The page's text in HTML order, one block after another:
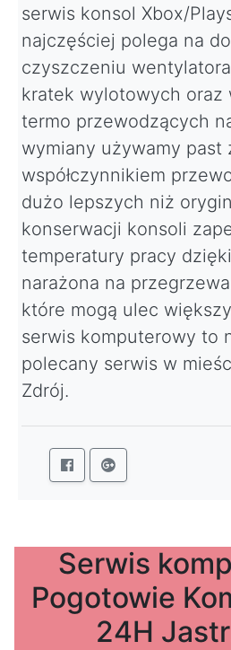
serwis konsol Xbox/
najczęściej polega na
czyszczeniu
kratek wylotowych oraz
termo przewodzących
wymiany używamy past
współczynnikiem
dużo lepszych niż
konserwacji konsoli
temperatury pracy
narażona na
które mogą ulec
serwis komputerowy to
polecany serwis w
Zdrój.
Serwis
Pogotowie
24H